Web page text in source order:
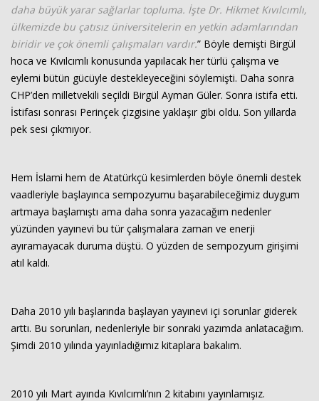
daha büyük yarar sağlarlar topluma. İşte Dr. Hikmet Kıvılcımlı,
ülkemizde bu çatısız üniversitelerin en yetkin adamlarından
biridir ve çok önemli çalışmaları vardır.” Böyle demişti Birgül
hoca ve Kıvılcımlı konusunda yapılacak her türlü çalışma ve
eylemi bütün gücüyle destekleyeceğini söylemişti. Daha sonra
CHP’den milletvekili seçildi Birgül Ayman Güler. Sonra istifa etti.
İstifası sonrası Perinçek çizgisine yaklaşır gibi oldu. Son yıllarda
pek sesi çıkmıyor.
Hem İslami hem de Atatürkçü kesimlerden böyle önemli destek
vaadleriyle başlayınca sempozyumu başarabileceğimiz duygum
artmaya başlamıştı ama daha sonra yazacağım nedenler
yüzünden yayınevi bu tür çalışmalara zaman ve enerji
ayıramayacak duruma düştü. O yüzden de sempozyum girişimi
atıl kaldı.
Daha 2010 yılı başlarında başlayan yayınevi içi sorunlar giderek
arttı. Bu sorunları, nedenleriyle bir sonraki yazımda anlatacağım.
Şimdi 2010 yılında yayınladığımız kitaplara bakalım.
2010 yılı Mart ayında Kıvılcımlı’nın 2 kitabını yayınlamışız.